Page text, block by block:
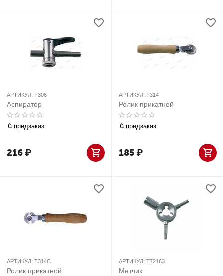
АРТИКУЛ: T306
Аспиратор
предзаказ
216₽
АРТИКУЛ: T314
Ролик прикатной
предзаказ
185₽
АРТИКУЛ: T314C
Ролик прикатной
АРТИКУЛ: T72163
Метчик